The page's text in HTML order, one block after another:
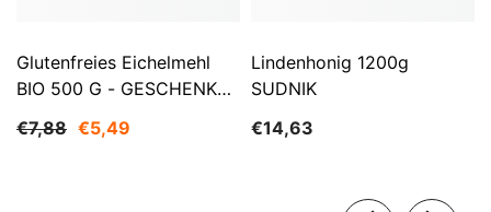
Glutenfreies Eichelmehl
BIO 500 G - GESCHENKE
€7,88 €5,49
Lindenhonig 1200g
SUDNIK
€14,63